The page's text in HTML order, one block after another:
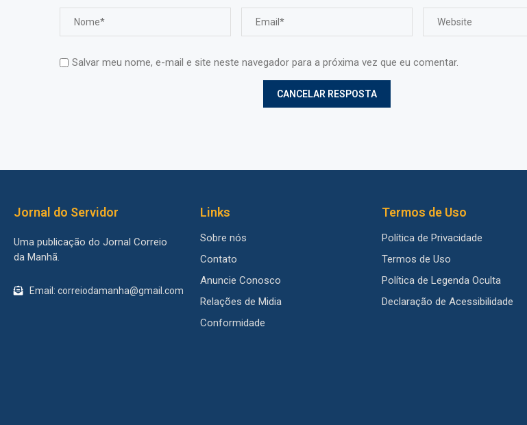
Salvar meu nome, e-mail e site neste navegador para a próxima vez que eu comentar.
Jornal do Servidor
Uma publicação do Jornal Correio
da Manhã.
Email: correiodamanha@gmail.com
Links
Sobre nós
Contato
Anuncie Conosco
Relações de Midia
Conformidade
Termos de Uso
Política de Privacidade
Termos de Uso
Política de Legenda Oculta
Declaração de Acessibilidade